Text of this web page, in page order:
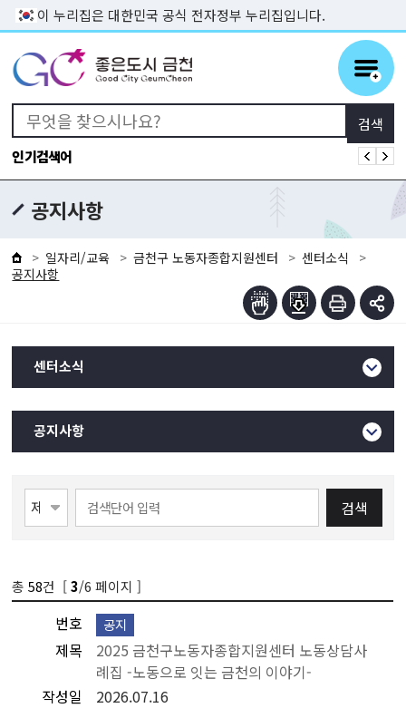
본문 바로가기
이 누리집은 대한민국 공식 전자정부 누리집입니다.
인기검색어
공지사항
일자리/교육 금천구 노동자종합지원센터
센터소식
공지사항
센터소식
공지사항
검색
총58건 [3/6 페이지 ]
번호 공지
제목
2025 금천구노동자종합지원센터 노동상담사
례집 -노동으로 잇는 금천의 이야기-
작성일
2026.07.16